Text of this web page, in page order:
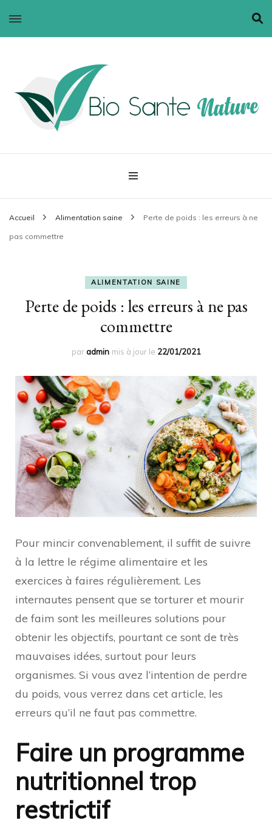
Bio santé nature
Accueil Alimentation saine Perte de poids : les erreurs à ne
pas commettre
ALIMENTATION SAINE
Perte de poids : les erreurs à ne pas
commettre
paradmin mis à jour le 22/01/2021
Pour mincir convenablement, il suffit de suivre
à la lettre le régime alimentaire et les
exercices à faires régulièrement. Les
internautes pensent que se torturer et mourir
de faim sont les meilleures solutions pour
obtenir les objectifs, pourtant ce sont de très
mauvaises idées, surtout pour leurs
organismes. Si vous avez l’intention de perdre
du poids, vous verrez dans cet article, les
erreurs qu’il ne faut pas commettre.
Faire un programme
nutritionnel trop
restrictif